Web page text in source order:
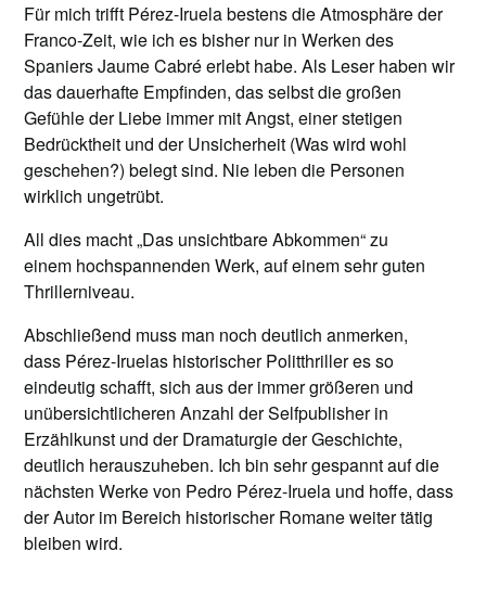
Für mich trifft Pérez-Iruela bestens die Atmosphäre der
Franco-Zeit, wie ich es bisher nur in Werken des
Spaniers Jaume Cabré erlebt habe. Als Leser haben wir
das dauerhafte Empfinden, das selbst die großen
Gefühle der Liebe immer mit Angst, einer stetigen
Bedrücktheit und der Unsicherheit (Was wird wohl
geschehen?) belegt sind. Nie leben die Personen
wirklich ungetrübt.
All dies macht „Das unsichtbare Abkommen“ zu
einem hochspannenden Werk, auf einem sehr guten
Thrillerniveau.
Abschließend muss man noch deutlich anmerken,
dass Pérez-Iruelas historischer Politthriller es so
eindeutig schafft, sich aus der immer größeren und
unübersichtlicheren Anzahl der Selfpublisher in
Erzählkunst und der Dramaturgie der Geschichte,
deutlich herauszuheben. Ich bin sehr gespannt auf die
nächsten Werke von Pedro Pérez-Iruela und hoffe, dass
der Autor im Bereich historischer Romane weiter tätig
bleiben wird.